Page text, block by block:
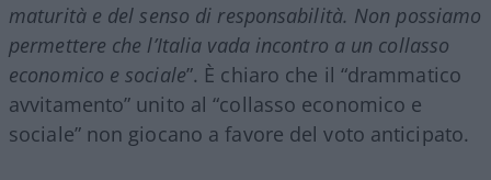
maturità e del senso di responsabilità. Non possiamo
permettere che l’Italia vada incontro a un collasso
economico e sociale”. È chiaro che il “drammatico
avvitamento” unito al “collasso economico e
sociale” non giocano a favore del voto anticipato.